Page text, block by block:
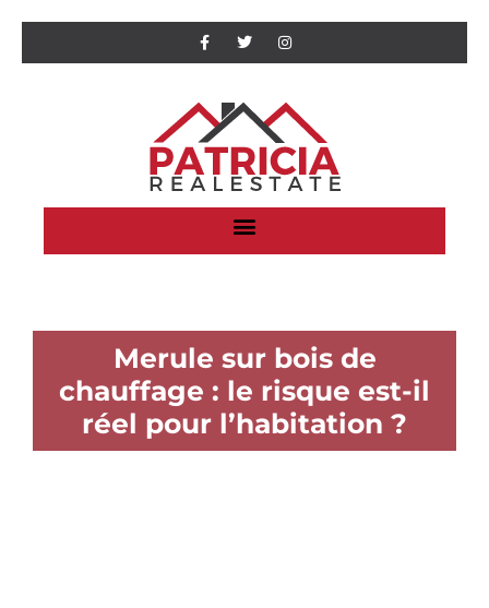
Merule sur bois de
chauffage : le risque est-il
réel pour l’habitation ?